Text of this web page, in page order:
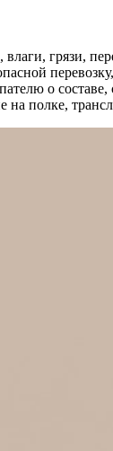
влаги, грязи,
о
на полке,